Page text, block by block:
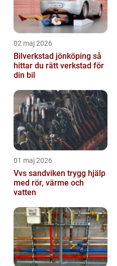
02 maj 2026
Bilverkstad jönköping så
hittar du rätt verkstad för
din bil
01 maj 2026
Vvs sandviken trygg hjälp
med rör, värme och
vatten